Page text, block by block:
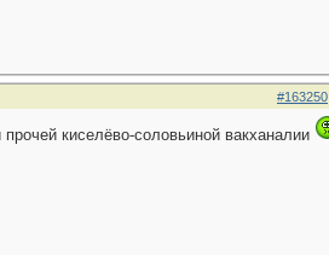
#163250
киселёво-соловьиной вакханалии